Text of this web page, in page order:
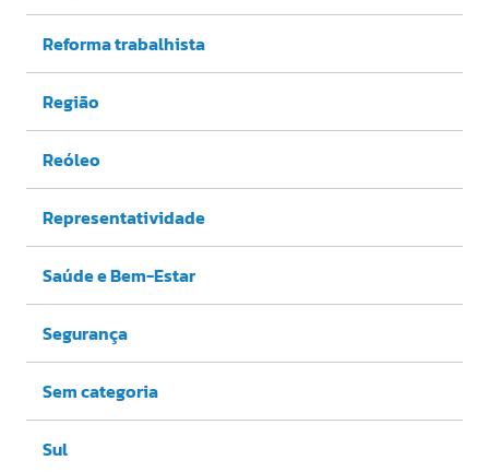
Reforma trabalhista
Região
Reóleo
Representatividade
Saúde e Bem-Estar
Segurança
Sem categoria
Sul